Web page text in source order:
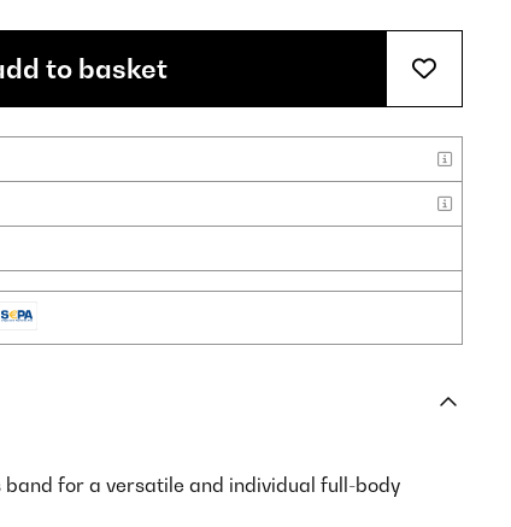
to basket
for a versatile and individual full-body